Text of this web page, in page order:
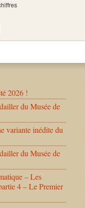
2026 !
du Musée de
variante inédite du
du Musée de
– Les
4 – Le Premier